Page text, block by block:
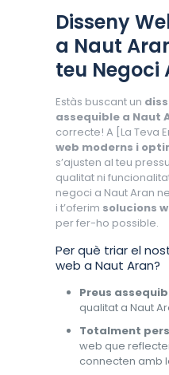
Disseny
a Naut
teu Negoci
Estàs buscant un
assequible a Naut
correcte! A [La Teva
web moderns i
s’ajusten al teu
qualitat ni
negoci a Naut Aran
i t’oferim solucions
per fer-ho possible.
Per què triar el
web a Naut Aran?
Preus
qualitat a Naut
Totalment
web que
connecten amb